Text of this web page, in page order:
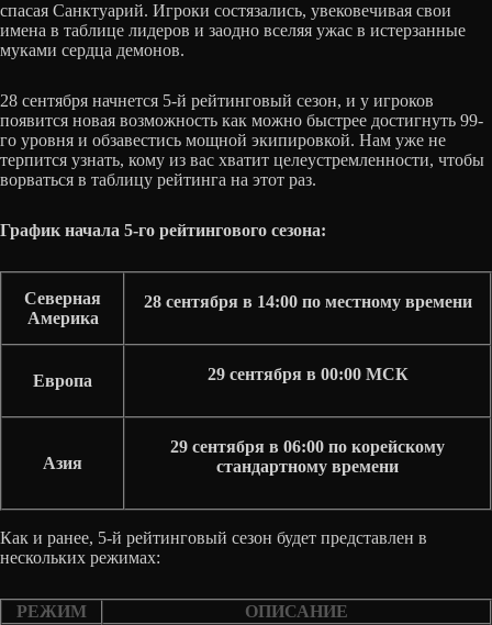
спасая Санктуарий. Игроки состязались, увековечивая свои
имена в таблице лидеров и заодно вселяя ужас в истерзанные
муками сердца демонов.
28 сентября начнется 5-й рейтинговый сезон, и у игроков
появится новая возможность как можно быстрее достигнуть 99-
го уровня и обзавестись мощной экипировкой. Нам уже не
терпится узнать, кому из вас хватит целеустремленности, чтобы
ворваться в таблицу рейтинга на этот раз.
График начала 5-го рейтингового сезона:
Северная
Америка
28 сентября в 14:00 по местному времени
Европа 29 сентября в 00:00 МСК
Азия
29 сентября в 06:00 по корейскому
стандартному времени
Как и ранее, 5-й рейтинговый сезон будет представлен в
нескольких режимах:
РЕЖИМ
ОПИСАНИЕ